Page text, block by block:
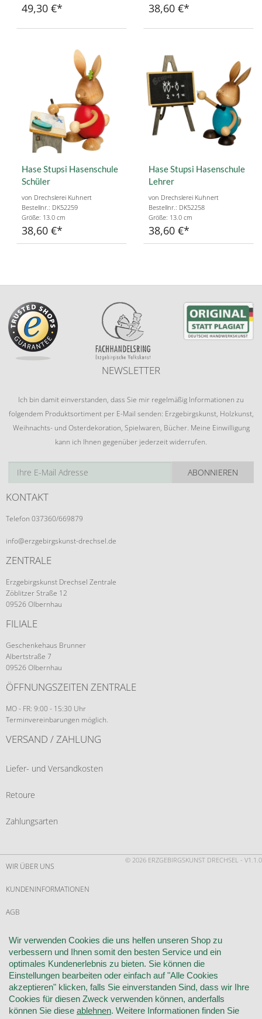
49,30 € 38,60 €
Hase Stupsi Hasenschule
Schüler
von Drechslerei Kuhnert
Bestellnr.: DK52259
Größe: 13.0 cm
38,60 €
Hase Stupsi Hasenschule
Lehrer
von Drechslerei Kuhnert
Bestellnr.: DK52258
Größe: 13.0 cm
38,60 €
NEWSLETTER
Ich bin damit einverstanden, dass Sie mir regelmäßig Informationen zu
folgendem Produktsortiment per E-Mail senden: Erzgebirgskunst, Holzkunst,
Weihnachts- und Osterdekoration, Spielwaren, Bücher. Meine Einwilligung
kann ich Ihnen gegenüber jederzeit widerrufen.
ABONNIEREN
KONTAKT
Telefon 037360/669879
info@erzgebirgskunst-drechsel.de
ZENTRALE
Erzgebirgskunst Drechsel Zentrale
Zöblitzer Straße 12
09526 Olbernhau
FILIALE
Geschenkehaus Brunner
Albertstraße 7
09526 Olbernhau
ÖFFNUNGSZEITEN ZENTRALE
MO - FR: 9:00 - 15:30 Uhr
Terminvereinbarungen möglich.
VERSAND / ZAHLUNG
Liefer- und Versandkosten
Retoure
Zahlungsarten
© 2026 ERZGEBIRGSKUNST DRECHSEL - V1.1.0
WIR ÜBER UNS
KUNDENINFORMATIONEN
AGB
WIDERRUF
VERTRAG WIDERRUFEN
KONTAKT
DATENSCHUTZ
Wir verwenden Cookies die uns helfen unseren Shop zu
verbessern und Ihnen somit den besten Service und ein
optimales Kundenerlebnis zu bieten. Sie können die
Einstellungen bearbeiten oder einfach auf "Alle Cookies
akzeptieren" klicken, falls Sie einverstanden Sind, dass wir Ihre
Cookies für diesen Zweck verwenden können, anderfalls
können Sie diese ablehnen. Weitere Informationen finden Sie